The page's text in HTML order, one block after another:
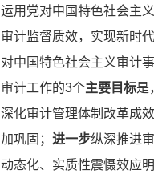
运用党对中国特色社会主
审计监督质效，实现新时
对中国特色社会主义审计
审计工作的3个主要目标是
深化审计管理体制改革成
加巩固； 进一步纵深推进
动态化、实质性震慑效应明